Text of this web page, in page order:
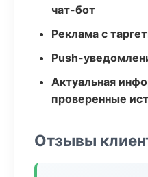
чат-бот
Реклама с
Push-
Актуальная
проверенные
Отзывы